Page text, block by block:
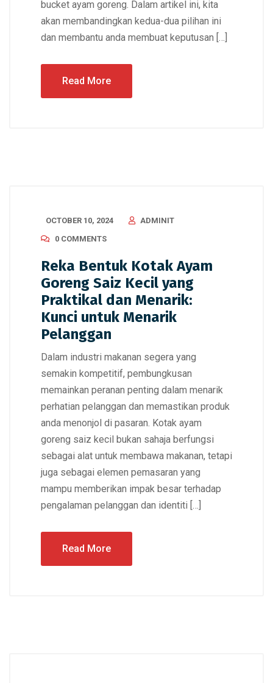
bucket ayam goreng. Dalam artikel ini, kita
akan membandingkan kedua-dua pilihan ini
dan membantu anda membuat keputusan […]
Read More
OCTOBER 10, 2024
ADMINIT
0 COMMENTS
Reka Bentuk Kotak Ayam
Goreng Saiz Kecil yang
Praktikal dan Menarik:
Kunci untuk Menarik
Pelanggan
Dalam industri makanan segera yang
semakin kompetitif, pembungkusan
memainkan peranan penting dalam menarik
perhatian pelanggan dan memastikan produk
anda menonjol di pasaran. Kotak ayam
goreng saiz kecil bukan sahaja berfungsi
sebagai alat untuk membawa makanan, tetapi
juga sebagai elemen pemasaran yang
mampu memberikan impak besar terhadap
pengalaman pelanggan dan identiti […]
Read More